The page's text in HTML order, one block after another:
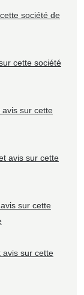
société de
cette société
sur cette
avis sur cette
sur cette
avis sur cette